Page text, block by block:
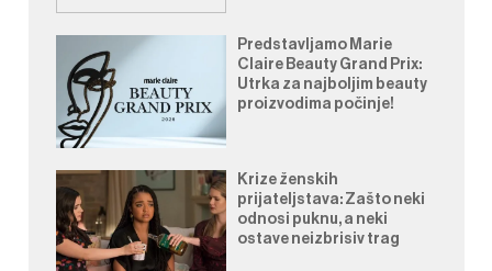
Predstavljamo Marie
Claire Beauty Grand Prix:
Utrka za najboljim beauty
proizvodima počinje!
Krize ženskih
prijateljstava: Zašto neki
odnosi puknu, a neki
ostave neizbrisiv trag